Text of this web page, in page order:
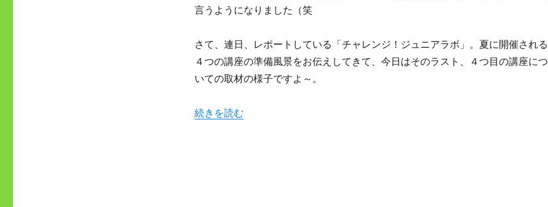
言うようになりました（笑
さて、連日、レポートしている「チャレンジ！ジュニアラボ」。夏に開催される
４つの講座の準備風景をお伝えしてきて、今日はそのラスト、４つ目の講座につ
いての取材の様子ですよ～。
“大人気講座「チャレンジ！ジュニアラボ」ができるまで” の
続きを読む